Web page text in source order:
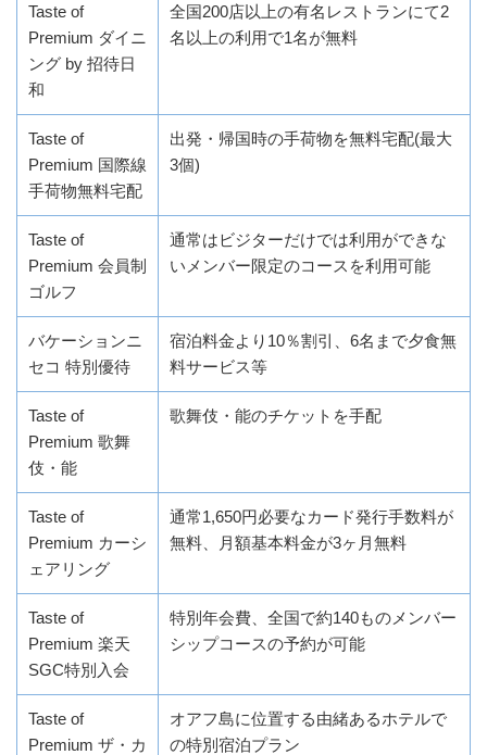
Taste of
Premium ダイニ
ング by 招待日
和
全国200店以上の有名レストランにて2
名以上の利用で1名が無料
Taste of
Premium 国際線
手荷物無料宅配
出発・帰国時の手荷物を無料宅配(最大
3個)
Taste of
Premium 会員制
ゴルフ
通常はビジターだけでは利用ができな
いメンバー限定のコースを利用可能
バケーションニ
セコ 特別優待
宿泊料金より10％割引、6名まで夕食無
料サービス等
Taste of
Premium 歌舞
伎・能
歌舞伎・能のチケットを手配
Taste of
Premium カーシ
ェアリング
通常1,650円必要なカード発行手数料が
無料、月額基本料金が3ヶ月無料
Taste of
Premium 楽天
SGC特別入会
特別年会費、全国で約140ものメンバー
シップコースの予約が可能
Taste of
Premium ザ・カ
オアフ島に位置する由緒あるホテルで
の特別宿泊プラン